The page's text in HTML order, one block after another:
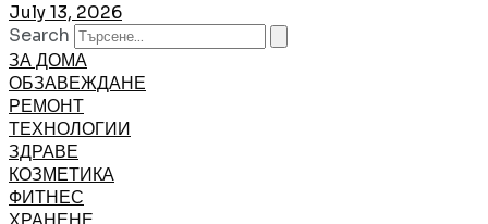
July 13, 2026
Search
ЗА ДОМА
ОБЗАВЕЖДАНЕ
РЕМОНТ
ТЕХНОЛОГИИ
ЗДРАВЕ
КОЗМЕТИКА
ФИТНЕС